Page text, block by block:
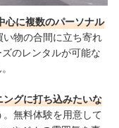
心に複数のパーソナル
物の合間に立ち寄れ
のレンタルが可能な
グに打ち込みたいな
。無料体験を用意して